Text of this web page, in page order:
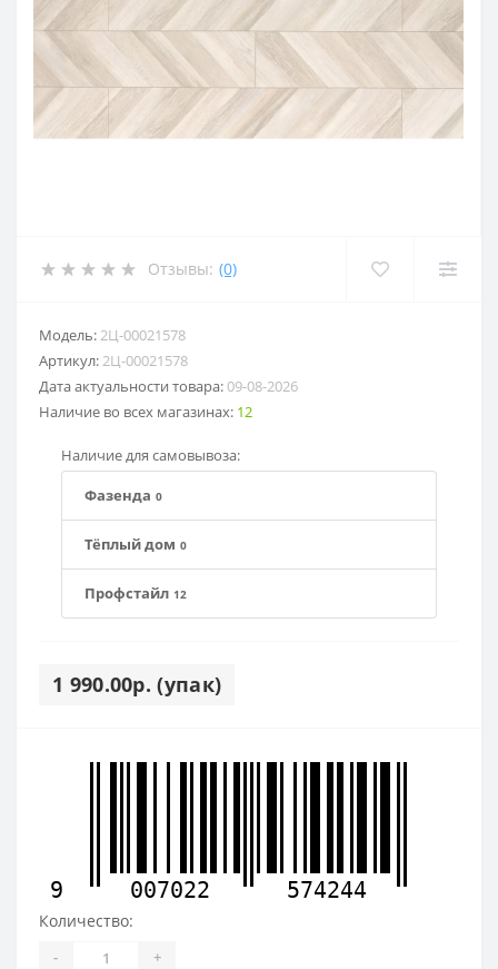
Отзывы: (0)
Модель: 2Ц-00021578
Артикул: 2Ц-00021578
Дата актуальности товара:09-08-2026
Наличие во всех магазинах: 12
Наличие для самовывоза:
Фазенда 0
Тёплый дом 0
Профстайл 12
1 990.00р. (упак)
9 007022 574244
Количество:
- +